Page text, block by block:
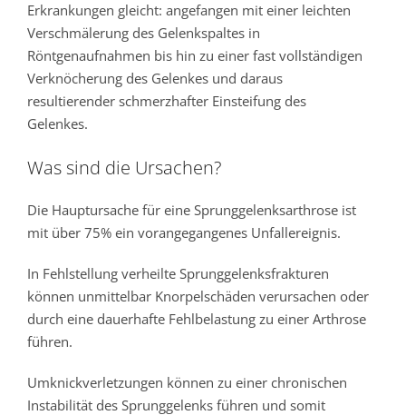
Erkrankungen gleicht: angefangen mit einer leichten
Verschmälerung des Gelenkspaltes in
Röntgenaufnahmen bis hin zu einer fast vollständigen
Verknöcherung des Gelenkes und daraus
resultierender schmerzhafter Einsteifung des
Gelenkes.
Was sind die Ursachen?
Die Hauptursache für eine Sprunggelenksarthrose ist
mit über 75% ein vorangegangenes Unfallereignis.
In Fehlstellung verheilte Sprunggelenksfrakturen
können unmittelbar Knorpelschäden verursachen oder
durch eine dauerhafte Fehlbelastung zu einer Arthrose
führen.
Umknickverletzungen können zu einer chronischen
Instabilität des Sprunggelenks führen und somit